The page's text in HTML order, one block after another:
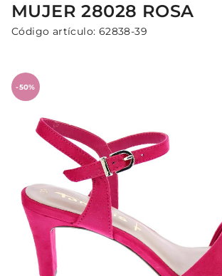
MUJER28028 ROSA
Código artículo: 62838-39
-50%